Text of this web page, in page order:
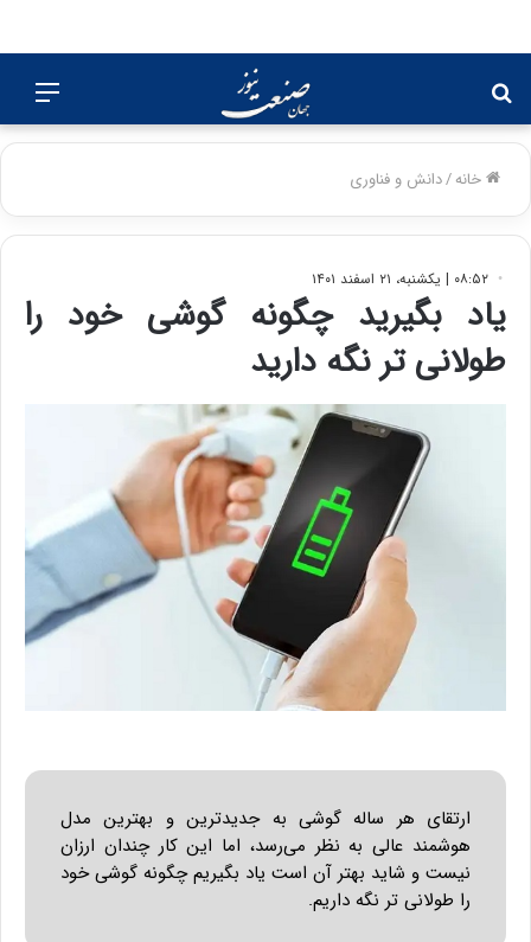
منو
برای
خانه/دانش و فناوری
۰۸:۵۲ | یکشنبه، ۲۱ اسفند ۱۴۰۱
یاد بگیرید چگونه گوشی خود را
طولانی تر نگه دارید
ارتقای هر ساله گوشی به جدیدترین و بهترین مدل
هوشمند عالی به نظر می‌رسد، اما این کار چندان ارزان
نیست و شاید بهتر آن است یاد بگیریم چگونه گوشی خود
را طولانی تر نگه داریم.